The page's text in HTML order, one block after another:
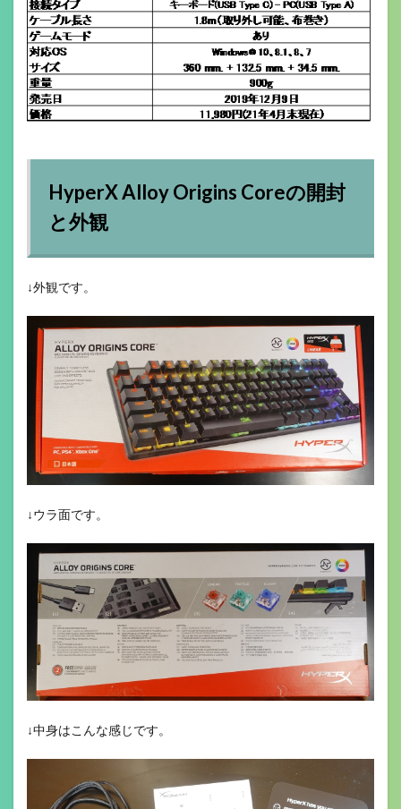
HyperX Alloy Origins Coreの開封
と外観
↓外観です。
↓ウラ面です。
↓中身はこんな感じです。